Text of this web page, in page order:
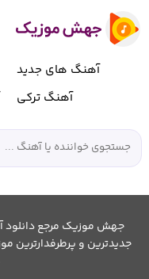
آهنگ های جدید
آهنگ ترکی
جهش موزیک مرجع دانلود
جدیدترین و پرطرفدارترین